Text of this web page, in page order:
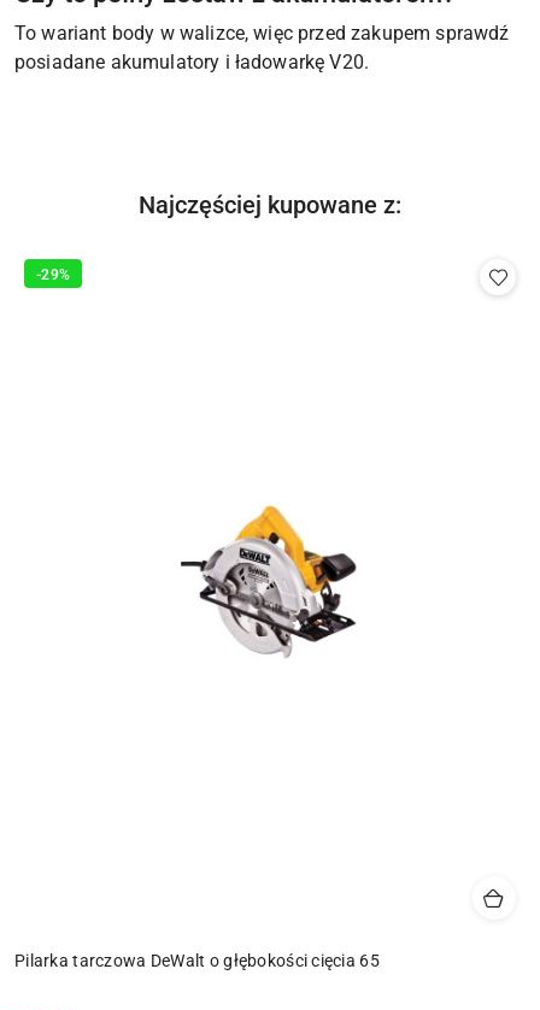
To wariant body w walizce, więc przed zakupem sprawdź
posiadane akumulatory i ładowarkę V20.
Pomiń karuzelę produktów
Produkty
Najczęściej kupowane z:
Pilarka tarczowa DeWalt o głębokości cięcia 65
-29%